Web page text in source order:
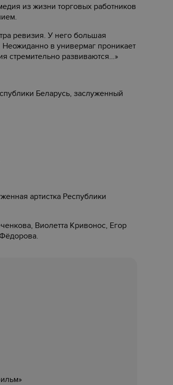
из жизни торговых работников
ревизия. У него большая
в универмаг проникает
стремительно развиваются…»
Беларусь, заслуженный
артистка Республики
Виолетта Кривонос, Егор